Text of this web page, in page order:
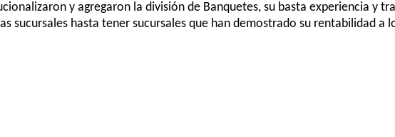
y agregaron la división de Banquetes, su basta experiencia y
sucursales hasta tener sucursales que han demostrado su rentabilidad a